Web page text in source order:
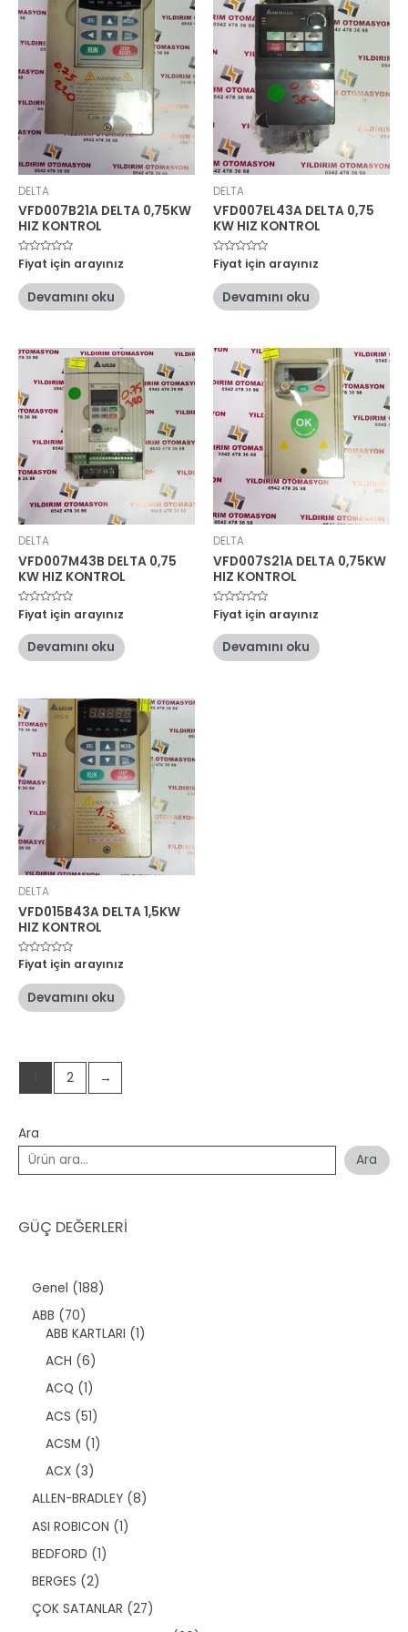
Ara
Ara
GÜÇ DEĞERLERİ
Genel 1881
ü
ABB 707
0
ü
r
ü
n
ABB KARTLARI 11
ACH 66
ü
r
ü
n
ACQ 11
ü
r
ü
n
ACS 515
ü
r
n
ACSM 11
ü
ACX 33
r
ü
n
ALLEN-BRADLEY 88
ASI ROBICON 11
BEDFORD 11
ü
BERGES 22
r
ÇOK SATANLAR 272
DELTA
VFD007B21A DELTA 0,75KW
HIZ KONTROL
5
üzerinden
oy
aldı
Fiyat için arayınız
Devamını oku
DELTA
VFD007EL43A DELTA 0,75
KW HIZ KONTROL
5
üzerinden
oy
aldı
Fiyat için arayınız
Devamını oku
DELTA
VFD007M43B DELTA 0,75
KW HIZ KONTROL
5
üzerinden
oy
aldı
Fiyat için arayınız
Devamını oku
DELTA
VFD007S21A DELTA 0,75KW
HIZ KONTROL
5
üzerinden
oy
aldı
Fiyat için arayınız
Devamını oku
DELTA
VFD015B43A DELTA 1,5KW
HIZ KONTROL
5
üzerinden
oy
aldı
Fiyat için arayınız
Devamını oku
2 →